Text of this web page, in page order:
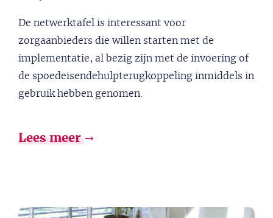
De netwerktafel is interessant voor
zorgaanbieders die willen starten met de
implementatie, al bezig zijn met de invoering of
de spoedeisendehulpterugkoppeling inmiddels in
gebruik hebben genomen.
Lees meer